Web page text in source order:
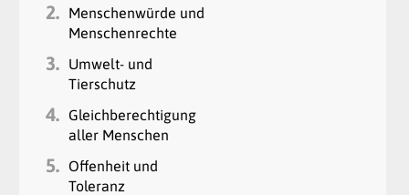
2.
Menschenwürde und
Menschenrechte
3.
Umwelt- und
Tierschutz
4.
Gleichberechtigung
aller Menschen
5.
Offenheit und
Toleranz